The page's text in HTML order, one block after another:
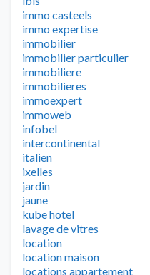
immo casteels
immo expertise
immobilier
immobilier particulier
immobiliere
immobilieres
immoexpert
immoweb
infobel
intercontinental
italien
ixelles
jardin
jaune
kube hotel
lavage de vitres
location
location maison
locations appartement